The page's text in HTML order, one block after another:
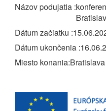
Názov podujatia
Dátum začiatku
Dátum ukončenia
Miesto konania Bratislava